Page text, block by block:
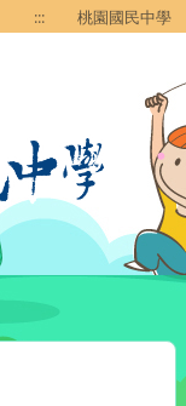
::: 桃園國民中學